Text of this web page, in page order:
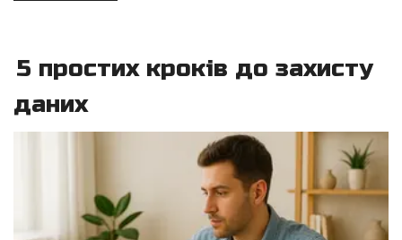
5 простих кроків до захисту
даних